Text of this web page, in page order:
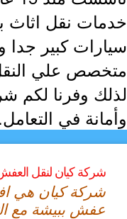
نقل اثاث
كبير جدا
علي النقل
وفرنا لكم
في التعامل.
شركة كيان لنقل العفش
شركة كيان هي
عفش ببيشة مع